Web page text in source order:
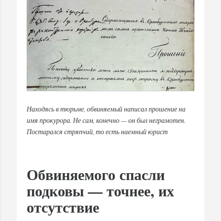
Находясь в тюрьме, обвиняемый написал прошение на
имя прокурора. Не сам, конечно — он был неграмотен.
Постарался стряпчий, то есть наемный юрист
Обвиняемого спасли
подковы — точнее, их
отсутствие